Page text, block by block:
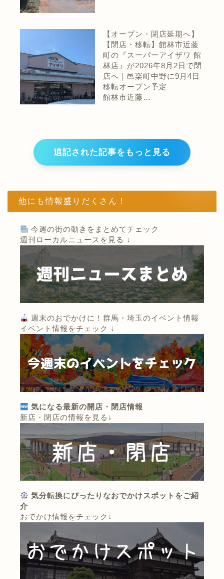
【オープン・閉店延期へ】
【閉店・移転】館林市近藤
町の『スーパーアイザワ 館
林店』が2026年8月2日で閉
店へ｜邑楽町中野に9月4日
移転オープン予定
館林市近藤…
追記された記事をもっと見る
他にも情報盛りだくさん！
今週の街の動きをまとめてチェック
週刊ローカルニュースを見る ↓
週末のおでかけに！群馬・埼玉のイベント情報
イベント情報をチェック ↓
気になる最新の開店・閉店情報
新店・閉店の情報を見る↓
気分転換にぴったりなおでかけスポットをご紹
介
おでかけ情報をチェック↓